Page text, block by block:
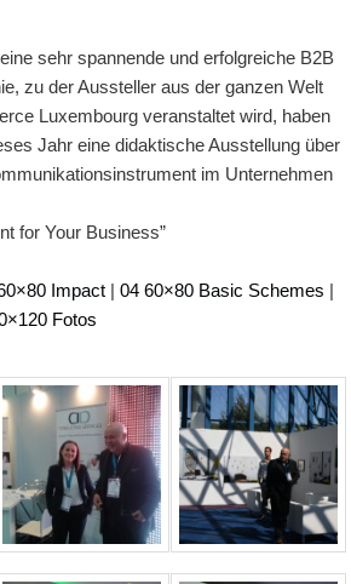
sehr spannende und erfolgreiche B2B
zu der Aussteller aus der ganzen Welt
Luxembourg veranstaltet wird, haben
Jahr eine didaktische Ausstellung über
im Unternehmen
for Your Business”
Impact | 04 60×80 Basic Schemes |
Fotos